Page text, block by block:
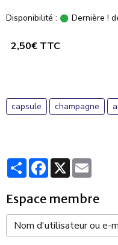
Disponibilité :
Dernière !
2,50€ TTC
capsule champagne
PartagerFacebook
X
Espace membre